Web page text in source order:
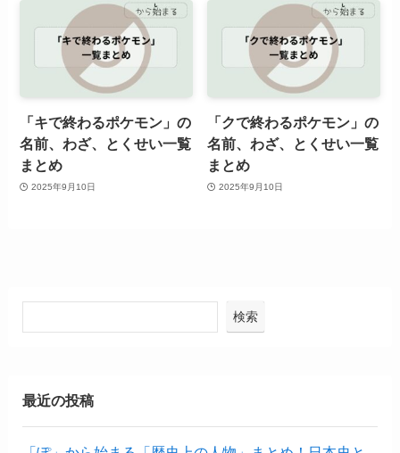
「キで終わるポケモン」の
名前、わざ、とくせい一覧
まとめ
2025年9月10日
「クで終わるポケモン」の
名前、わざ、とくせい一覧
まとめ
2025年9月10日
検索
最近の投稿